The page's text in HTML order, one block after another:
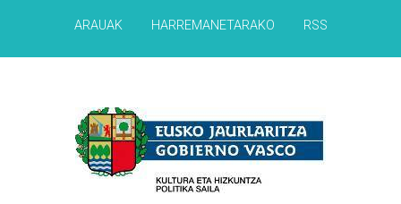
ARAUAK HARREMANETARAKO RSS